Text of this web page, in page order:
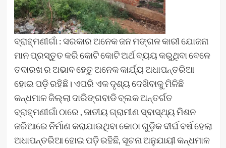
ବ୍ରାହ୍ମଣୀଗାଁ : ସରକାର ଅନେକ ଜନ ମଙ୍ଗଳ କାରୀ ଯୋଜନା
ମାନ ପ୍ରସ୍ତୁତ କରି କୋଟି କୋଟି ଅର୍ଥ ବ୍ୟୟ କରୁଥିବା ବେଳେ
ତଦାରଖ ର ଅଭାବ ହେତୁ ଅନେକ କାର୍ଯ୍ୟ ଅଧାପନ୍ତରିଆ
ହୋଇ ପଡ଼ି ରହିଛି। ଏପରି ଏକ ଦୃଶ୍ୟ ଦେଖିବାକୁ ମିଳିଛି
କନ୍ଧମାଳ ଜିଲ୍ଲା ଦାରିଙ୍ଗବାଡି ବ୍ଲକ ଅନ୍ତର୍ଗତ
ବ୍ରାହ୍ମଣୀଗାଁ ଠାରେ , ଜାତୀୟ ଗ୍ରାମୀଣ ସ୍ବାସ୍ଥ୍ୟ ମିଶନ
ଜରିଆରେ ନିର୍ମାଣ କରାଯାଉଥିବା କୋଠା ଗୁଡ଼ିକ ଦୀର୍ଘ ବର୍ଷ ହେଲା
ଅଧାପନ୍ତରିଆ ହୋଇ ପଡ଼ି ରହିଛି, ସୂଚନା ଅନୁଯାୟୀ କନ୍ଧମାଳ